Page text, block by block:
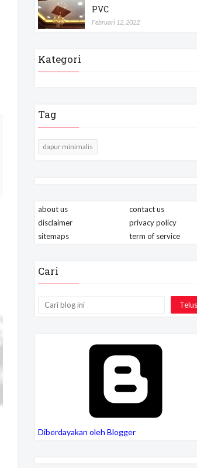
PVC
Februari 12, 2022
Kategori
Tag
dapur minimalis
about us
contact us
disclaimer
privacy policy
sitemaps
term of service
Cari
Diberdayakan oleh Blogger